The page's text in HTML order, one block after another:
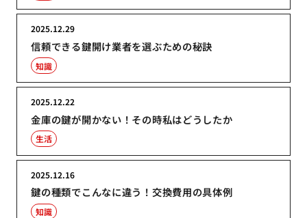
信頼できる鍵開け業者を選ぶための秘訣
2025.12.29
知識
金庫の鍵が開かない！その時私はどうしたか
2025.12.22
生活
鍵の種類でこんなに違う！交換費用の具体例
2025.12.16
知識